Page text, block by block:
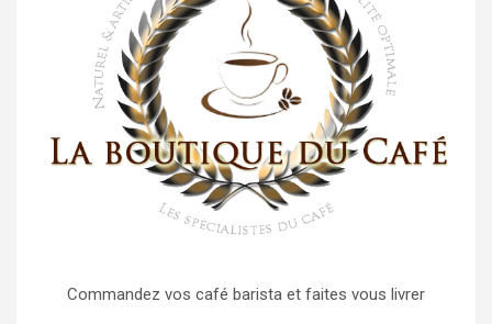
Commandez vos café barista et faites vous livrer